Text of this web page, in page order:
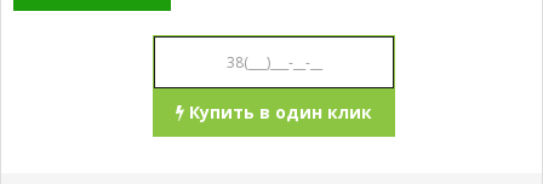
Купить в один клик